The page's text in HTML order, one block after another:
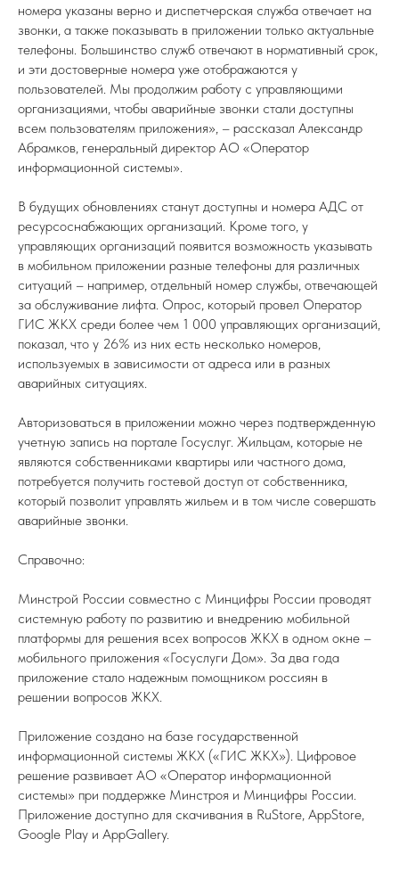
номера указаны верно и диспетчерская служба отвечает на
звонки, а также показывать в приложении только актуальные
телефоны. Большинство служб отвечают в нормативный срок,
и эти достоверные номера уже отображаются у
пользователей. Мы продолжим работу с управляющими
организациями, чтобы аварийные звонки стали доступны
всем пользователям приложения», – рассказал Александр
Абрамков, генеральный директор АО «Оператор
информационной системы».
В будущих обновлениях станут доступны и номера АДС от
ресурсоснабжающих организаций. Кроме того, у
управляющих организаций появится возможность указывать
в мобильном приложении разные телефоны для различных
ситуаций – например, отдельный номер службы, отвечающей
за обслуживание лифта. Опрос, который провел Оператор
ГИС ЖКХ среди более чем 1 000 управляющих организаций,
показал, что у 26% из них есть несколько номеров,
используемых в зависимости от адреса или в разных
аварийных ситуациях.
Авторизоваться в приложении можно через подтвержденную
учетную запись на портале Госуслуг. Жильцам, которые не
являются собственниками квартиры или частного дома,
потребуется получить гостевой доступ от собственника,
который позволит управлять жильем и в том числе совершать
аварийные звонки.
Справочно:
Минстрой России совместно с Минцифры России проводят
системную работу по развитию и внедрению мобильной
платформы для решения всех вопросов ЖКХ в одном окне –
мобильного приложения «Госуслуги Дом». За два года
приложение стало надежным помощником россиян в
решении вопросов ЖКХ.
Приложение создано на базе государственной
информационной системы ЖКХ («ГИС ЖКХ»). Цифровое
решение развивает АО «Оператор информационной
системы» при поддержке Минстроя и Минцифры России.
Приложение доступно для скачивания в RuStore, AppStore,
Google Play и AppGallery.